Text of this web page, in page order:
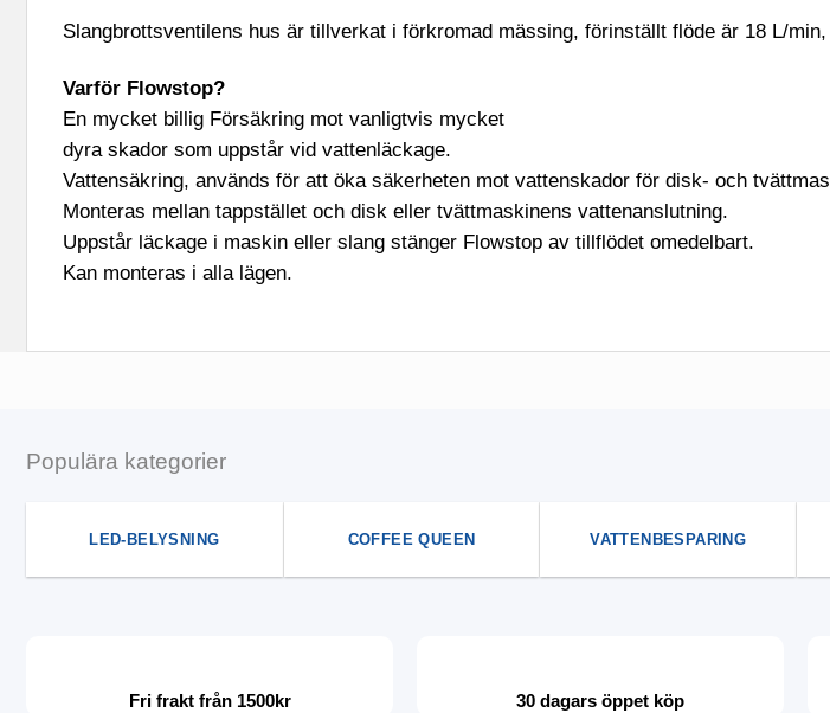
Slangbrottsventilens hus är tillverkat i förkromad mässing, förinställt flöde är 18 L/
Varför Flowstop?
En mycket billig Försäkring mot vanligtvis mycket
dyra skador som uppstår vid vattenläckage.
Vattensäkring, används för att öka säkerheten mot vattenskador för disk- och
Monteras mellan tappstället och disk eller tvättmaskinens vattenanslutning.
Uppstår läckage i maskin eller slang stänger Flowstop av tillflödet omedelbart.
Kan monteras i alla lägen.
Populära kategorier
LED-BELYSNING COFFEE QUEEN VATTENBESPARING
Fri frakt från 1500kr 30 dagars öppet köp